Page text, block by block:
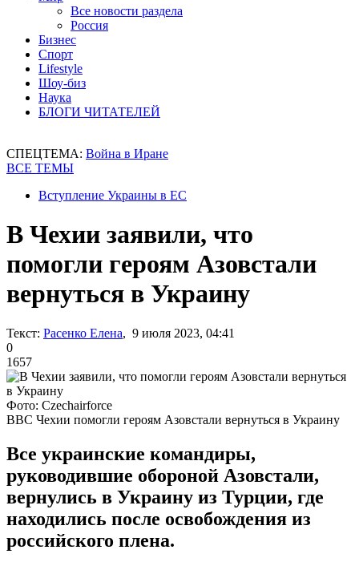
Все новости раздела
Россия
Бизнес
Спорт
Lifestyle
Шоу-биз
Наука
БЛОГИ ЧИТАТЕЛЕЙ
СПЕЦТЕМА: Война в Иране
ВСЕ ТЕМЫ
Вступление Украины в ЕС
В Чехии заявили, что
помогли героям Азовстали
вернуться в Украину
Текст: Расенко Елена, 9 июля 2023, 04:41
0
1657
Фото: Сzechairforce
ВВС Чехии помогли героям Азовстали вернуться в Украину
Все украинские командиры,
руководившие обороной Азовстали,
вернулись в Украину из Турции, где
находились после освобождения из
российского плена.